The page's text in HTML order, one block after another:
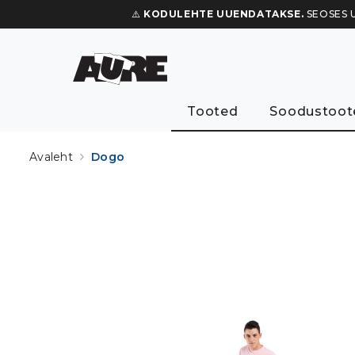
⚠️ KODULEHTE UUENDATAKSE. SEOSES
Tooted
Avaleht Dogo